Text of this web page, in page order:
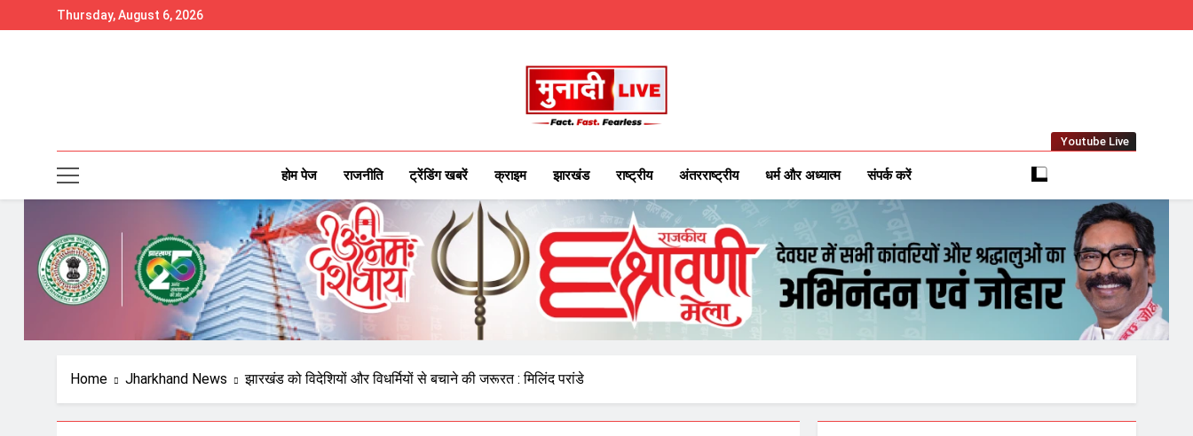
to
Thursday, August 6, 2026
Munadilive.com
Munadi Live – Jharkhand's Leading Local News Network
Youtube Live
होम पेज राजनीति ट्रेंडिंग खबरें क्राइम झारखंड राष्ट्रीय अंतरराष्ट्रीय धर्म और अध्यात्म संपर्क करें
Home Jharkhand News झारखंड को विदेशियों और विधर्मियों से बचाने की जरूरत : मिलिंद परांडे